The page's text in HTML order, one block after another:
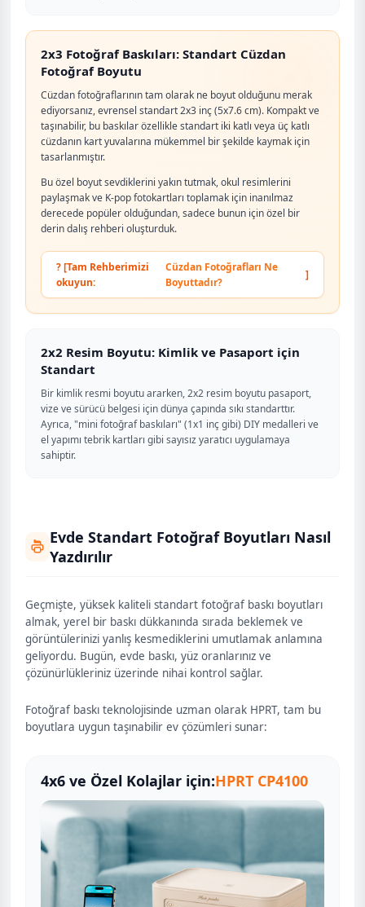
2x3 Fotoğraf Baskıları: Standart Cüzdan
Fotoğraf Boyutu
Cüzdan fotoğraflarının tam olarak ne boyut olduğunu merak
ediyorsanız, evrensel standart 2x3 inç (5x7.6 cm). Kompakt ve
taşınabilir, bu baskılar özellikle standart iki katlı veya üç katlı
cüzdanın kart yuvalarına mükemmel bir şekilde kaymak için
tasarlanmıştır.
Bu özel boyut sevdiklerini yakın tutmak, okul resimlerini
paylaşmak ve K-pop fotokartları toplamak için inanılmaz
derecede popüler olduğundan, sadece bunun için özel bir
derin dalış rehberi oluşturduk.
? [Tam Rehberimizi
okuyun:
Cüzdan Fotoğrafları Ne
Boyuttadır?
]
2x2 Resim Boyutu: Kimlik ve Pasaport için
Standart
Bir kimlik resmi boyutu ararken, 2x2 resim boyutu pasaport,
vize ve sürücü belgesi için dünya çapında sıkı standarttır.
Ayrıca, "mini fotoğraf baskıları" (1x1 inç gibi) DIY medalleri ve
el yapımı tebrik kartları gibi sayısız yaratıcı uygulamaya
sahiptir.
Evde Standart Fotoğraf Boyutları Nasıl
Yazdırılır
Geçmişte, yüksek kaliteli standart fotoğraf baskı boyutları
almak, yerel bir baskı dükkanında sırada beklemek ve
görüntülerinizi yanlış kesmediklerini umutlamak anlamına
geliyordu. Bugün, evde baskı, yüz oranlarınız ve
çözünürlükleriniz üzerinde nihai kontrol sağlar.
Fotoğraf baskı teknolojisinde uzman olarak HPRT, tam bu
boyutlara uygun taşınabilir ev çözümleri sunar:
4x6 ve Özel Kolajlar için:HPRT CP4100